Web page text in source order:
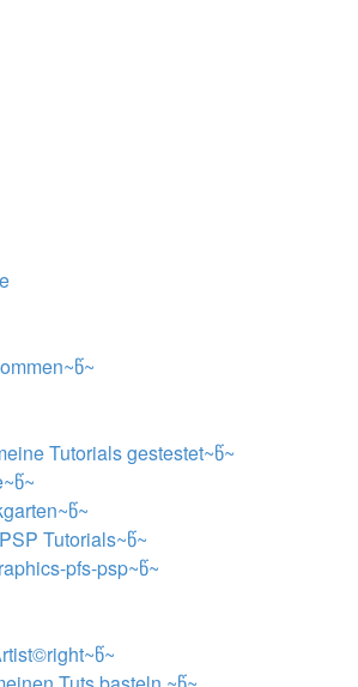
Tutorials gestestet~წ~
Tutorials~წ~
pfs-psp~წ~